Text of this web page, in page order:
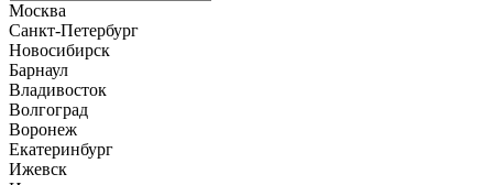
Москва
Санкт-Петербург
Новосибирск
Барнаул
Владивосток
Волгоград
Воронеж
Екатеринбург
Ижевск